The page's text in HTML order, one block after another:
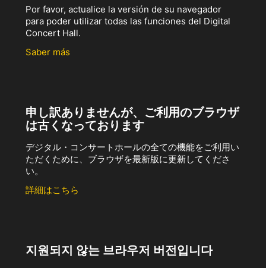
Por favor, actualice la versión de su navegador
para poder utilizar todas las funciones del Digital
Concert Hall.
Saber más
申し訳ありませんが、ご利用のブラウザ
は古くなっております
デジタル・コンサートホールの全ての機能をご利用い
ただくために、ブラウザを最新版に更新してくださ
い。
詳細はこちら
지원되지 않는 브라우저 버전입니다